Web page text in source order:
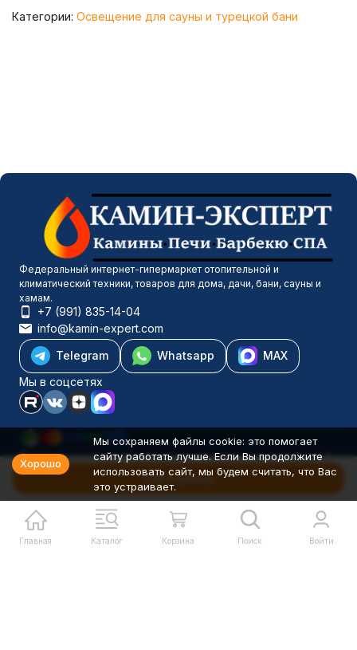
В корзину
Категории: Освещение для сауны и турецкой бани
Главная Каталог Корзина Поиск Войти
Федеральный интернет-гипермаркет отопительной и
климатический техники, товаров для дома, дачи, бани, сауны и
хамам.
+7 (991) 835-14-04
info@kamin-expert.com
Telegram
Whatsapp
MAX
Мы в соцсетях
Каталог товаров
Компания
Информация
Политика персональных данных
© 2001-2026 Камин-Эксперт ИП Понюхов В. А. ОГРНИП
326527500040181
Хорошо
Мы сохраняем файлы cookie: это помогает
сайту работать лучше. Если Вы продолжите
использовать сайт, мы будем считать, что Вас
это устраивает.